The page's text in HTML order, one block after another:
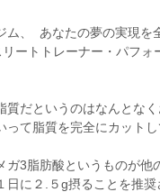
ム、  あなたの夢の実現
ートトレーナー・パフォ
だというのはなんとなく
て脂質を完全にカット
ガ3脂肪酸というものが
日に２.５g摂ることを推